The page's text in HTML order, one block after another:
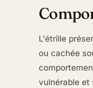
L'étrille
ou cachée
vulnérable et